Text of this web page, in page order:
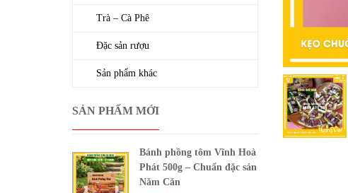
Trà – Cà Phê
Đặc sản rượu
Sản phẩm khác
SẢN PHẨM MỚI
Bánh phồng tôm Vĩnh Hoà
Phát 500g – Chuẩn đặc sản
Năm Căn